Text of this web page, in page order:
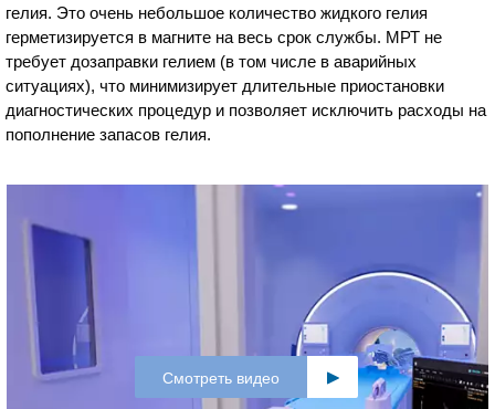
гелия. Это очень небольшое количество жидкого гелия
герметизируется в магните на весь срок службы. МРТ не
требует дозаправки гелием (в том числе в аварийных
ситуациях), что минимизирует длительные приостановки
диагностических процедур и позволяет исключить расходы на
пополнение запасов гелия.
Смотреть видео